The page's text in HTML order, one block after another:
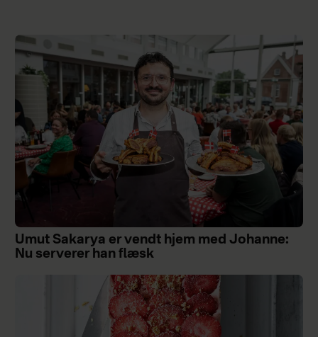
Umut Sakarya er vendt hjem med Johanne:
Nu serverer han flæsk